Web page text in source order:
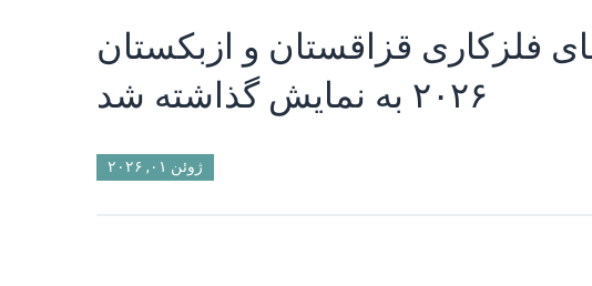
فلزکاری قزاقستان و ازبکستان
۲۰۲۶ به نمایش گذاشته شد
ژوئن ۰۱, ۲۰۲۶